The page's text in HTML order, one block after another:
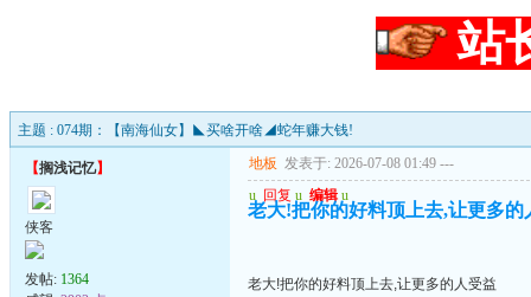
站
主题 : 074期：【南海仙女】◣买啥开啥◢蛇年赚大钱!
【搁浅记忆】
侠客
发帖: 1364
地板 发表于: 2026-07-08 01:49 ---
u 回复 u 编辑 u
老大!把你的好料顶上去,让更多的
老大!把你的好料顶上去,让更多的人受益